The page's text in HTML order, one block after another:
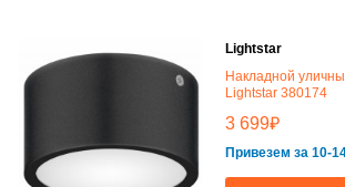
Lightstar
Накладной
Lightstar 380174
3 699₽
Привезем за 10-